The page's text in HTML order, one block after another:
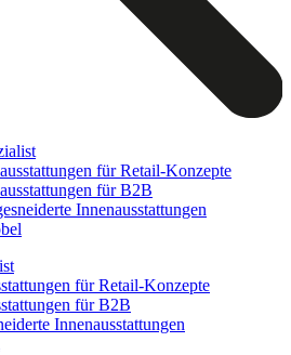
für Retail-Konzepte
für B2B
Innenausstattungen
für Retail-Konzepte
für B2B
Innenausstattungen